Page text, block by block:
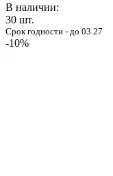
В наличии:
30 шт.
Срок годности - до 03.27
-10%